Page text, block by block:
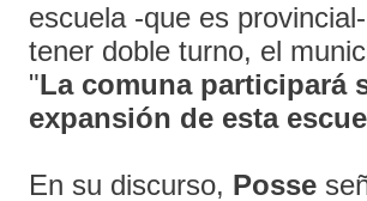
escuela -que es
tener doble turno, el
"La comuna participará
expansión de esta
En su discurso, Posse